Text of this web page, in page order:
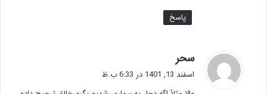
پاسخ
سحر
فاسفند 13, 1401 در 6:33 ب.ظ